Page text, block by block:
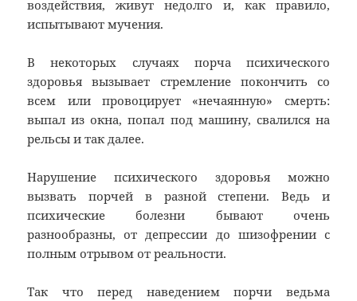
воздействия, живут недолго и, как правило,
испытывают мучения.
В некоторых случаях порча психического
здоровья вызывает стремление покончить со
всем или провоцирует «нечаянную» смерть:
выпал из окна, попал под машину, свалился на
рельсы и так далее.
Нарушение психического здоровья можно
вызвать порчей в разной степени. Ведь и
психические болезни бывают очень
разнообразны, от депрессии до шизофрении с
полным отрывом от реальности.
Так что перед наведением порчи ведьма